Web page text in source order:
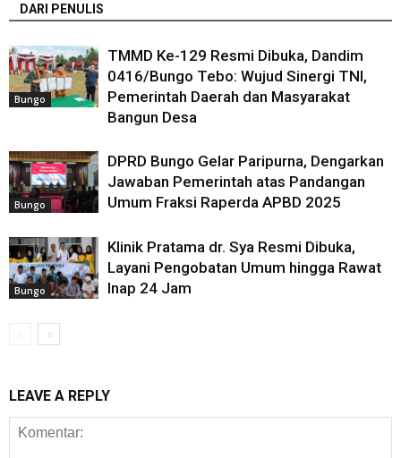
DARI PENULIS
Bungo
TMMD Ke-129 Resmi Dibuka, Dandim
0416/Bungo Tebo: Wujud Sinergi TNI,
Pemerintah Daerah dan Masyarakat
Bangun Desa
Bungo
DPRD Bungo Gelar Paripurna, Dengarkan
Jawaban Pemerintah atas Pandangan
Umum Fraksi Raperda APBD 2025
Bungo
Klinik Pratama dr. Sya Resmi Dibuka,
Layani Pengobatan Umum hingga Rawat
Inap 24 Jam
LEAVE A REPLY